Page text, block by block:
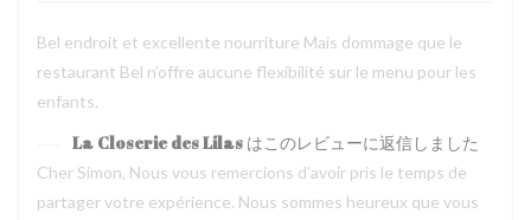
Bel endroit et excellente nourriture Mais dommage que le
restaurant Bel n’offre aucune flexibilité sur le menu pour les
enfants.
La Closerie des Lilas はこのレビューに返信しました
Cher Simon, Nous vous remercions d’avoir pris le temps de
partager votre expérience. Nous sommes heureux que vous